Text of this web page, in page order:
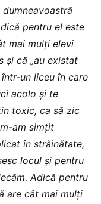
pentru el este
mai mulți elevi
și că „au existat
un liceu în care
acolo și te
toxic, ca să zic
am simțit
în străinătate,
locul și pentru
Adică pentru
are cât mai mulți